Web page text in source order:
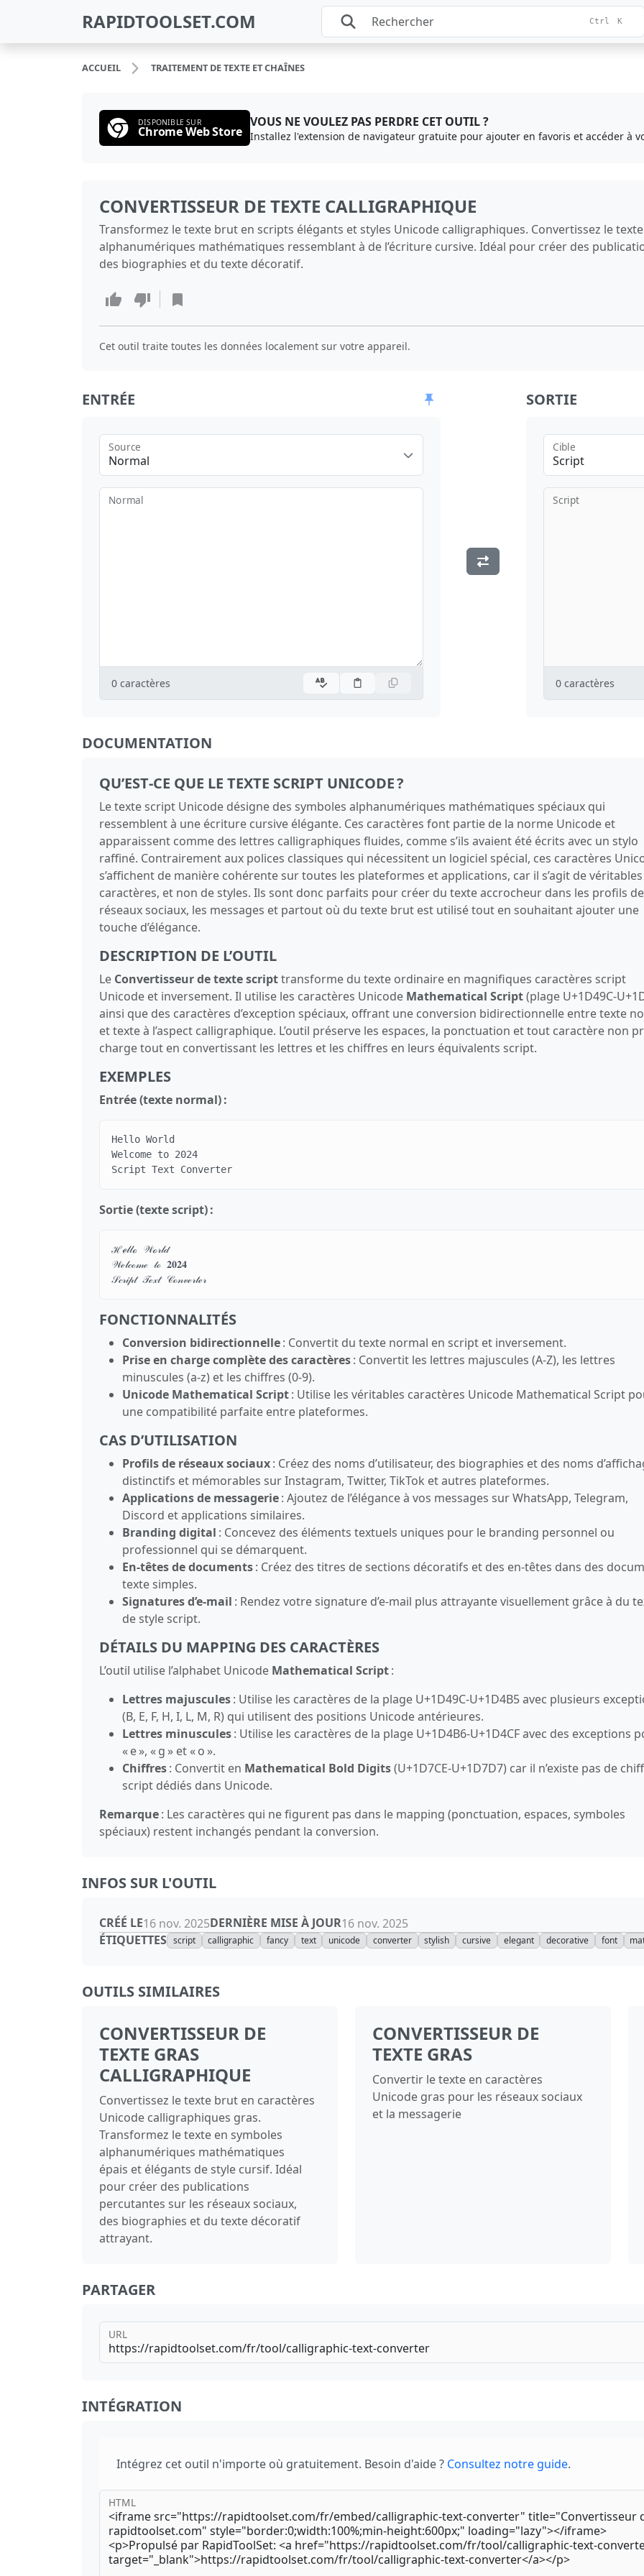
RAPIDTOOLSET.COM Ctrl K
ACCUEIL TRAITEMENT DE TEXTE ET CHAÎNES
DISPONIBLE SUR
Chrome Web Store
VOUS NE VOULEZ PAS PERDRE CET OUTIL ?
Installez l'extension de navigateur gratuite pour ajouter en favoris et accéder à
CONVERTISSEUR DE TEXTE CALLIGRAPHIQUE
Transformez le texte brut en scripts élégants et styles Unicode calligraphiques. Convertissez le
alphanumériques mathématiques ressemblant à de l’écriture cursive. Idéal pour créer des
des biographies et du texte décoratif.
Cet outil traite toutes les données localement sur votre appareil.
ENTRÉE
Normal
Source
Normal
0 caractères
SORTIE
Script
Cible
Script
0 caractères
DOCUMENTATION
QU’EST‑CE QUE LE TEXTE SCRIPT UNICODE ?
Le texte script Unicode désigne des symboles alphanumériques mathématiques spéciaux qui
ressemblent à une écriture cursive élégante. Ces caractères font partie de la norme Unicode et
apparaissent comme des lettres calligraphiques fluides, comme s’ils avaient été écrits avec un stylo
raffiné. Contrairement aux polices classiques qui nécessitent un logiciel spécial, ces caractères
s’affichent de manière cohérente sur toutes les plateformes et applications, car il s’agit de véritables
caractères, et non de styles. Ils sont donc parfaits pour créer du texte accrocheur dans les profils de
réseaux sociaux, les messages et partout où du texte brut est utilisé tout en souhaitant ajouter une
touche d’élégance.
DESCRIPTION DE L’OUTIL
Le Convertisseur de texte scripttransforme du texte ordinaire en magnifiques caractères script
Unicode et inversement. Il utilise les caractères Unicode Mathematical Script(plage
ainsi que des caractères d’exception spéciaux, offrant une conversion bidirectionnelle entre texte
et texte à l’aspect calligraphique. L’outil préserve les espaces, la ponctuation et tout caractère non
charge tout en convertissant les lettres et les chiffres en leurs équivalents script.
EXEMPLES
Entrée (texte normal) :
Hello World
Welcome to 2024
Script Text Converter
Sortie (texte script) :
ℋℯ𝓁𝓁ℴ 𝒲ℴ𝓇𝓁𝒹
𝒲ℯ𝓁𝒸ℴ𝓂ℯ 𝓉ℴ 𝟐𝟎𝟐𝟒
𝒮𝒸𝓇𝒾𝓅𝓉 𝒯ℯ𝓍𝓉 𝒞ℴ𝓃𝓋ℯ𝓇𝓉ℯ𝓇
FONCTIONNALITÉS
Conversion bidirectionnelle: Convertit du texte normal en script et inversement.
Prise en charge complète des caractères: Convertit les lettres majuscules (A‑Z), les lettres
minuscules (a‑z) et les chiffres (0‑9).
Unicode Mathematical Script: Utilise les véritables caractères Unicode Mathematical Script
une compatibilité parfaite entre plateformes.
CAS D’UTILISATION
Profils de réseaux sociaux: Créez des noms d’utilisateur, des biographies et des noms
distinctifs et mémorables sur Instagram, Twitter, TikTok et autres plateformes.
Applications de messagerie: Ajoutez de l’élégance à vos messages sur WhatsApp, Telegram,
Discord et applications similaires.
Branding digital : Concevez des éléments textuels uniques pour le branding personnel ou
professionnel qui se démarquent.
En‑têtes de documents: Créez des titres de sections décoratifs et des en‑têtes dans des
texte simples.
Signatures d’e‑mail : Rendez votre signature d’e‑mail plus attrayante visuellement grâce à du
de style script.
DÉTAILS DU MAPPING DES CARACTÈRES
L’outil utilise l’alphabet Unicode Mathematical Script:
Lettres majuscules: Utilise les caractères de la plage U+1D49C‑U+1D4B5 avec plusieurs
(B, E, F, H, I, L, M, R) qui utilisent des positions Unicode antérieures.
Lettres minuscules: Utilise les caractères de la plage U+1D4B6‑U+1D4CF avec des exceptions
« e », « g » et « o ».
Chiffres: Convertit en Mathematical Bold Digits(U+1D7CE‑U+1D7D7) car il n’existe pas de
script dédiés dans Unicode.
Remarque: Les caractères qui ne figurent pas dans le mapping (ponctuation, espaces, symboles
spéciaux) restent inchangés pendant la conversion.
INFOS SUR L'OUTIL
CRÉÉ LE16 nov. 2025DERNIÈRE MISE À JOUR16 nov. 2025
ÉTIQUETTES script calligraphic fancy text unicode converter stylish cursive elegant decorative font
OUTILS SIMILAIRES
CONVERTISSEUR DE
TEXTE GRAS
CALLIGRAPHIQUE
Convertissez le texte brut en caractères
Unicode calligraphiques gras.
Transformez le texte en symboles
alphanumériques mathématiques
épais et élégants de style cursif. Idéal
pour créer des publications
percutantes sur les réseaux sociaux,
des biographies et du texte décoratif
attrayant.
CONVERTISSEUR DE
TEXTE GRAS
Convertir le texte en caractères
Unicode gras pour les réseaux sociaux
et la messagerie
PARTAGER
URL
INTÉGRATION
Intégrez cet outil n'importe où gratuitement. Besoin d'aide ? Consultez notre guide.
HTML